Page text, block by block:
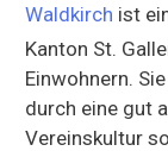
Waldkirch ist
Kanton St.
Einwohnern.
durch eine gut
Vereinskultur